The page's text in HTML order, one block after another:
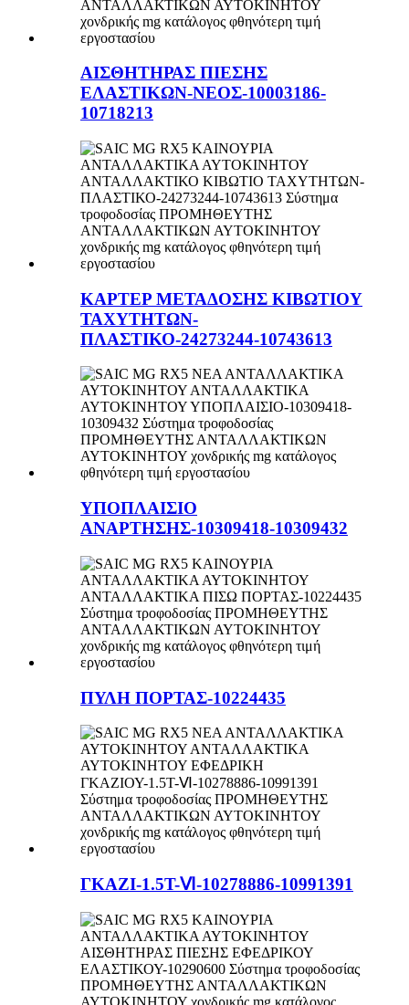
ΑΙΣΘΗΤΗΡΑΣ ΠΙΕΣΗΣ
ΕΛΑΣΤΙΚΩΝ-ΝΕΟΣ-10003186-
10718213
ΚΑΡΤΕΡ ΜΕΤΑΔΟΣΗΣ ΚΙΒΩΤΙΟΥ
ΤΑΧΥΤΗΤΩΝ-
ΠΛΑΣΤΙΚΟ-24273244-10743613
ΥΠΟΠΛΑΙΣΙΟ
ΑΝΑΡΤΗΣΗΣ-10309418-10309432
ΠΥΛΗ ΠΟΡΤΑΣ-10224435
ΓΚΑΖΙ-1.5T-Ⅵ-10278886-10991391